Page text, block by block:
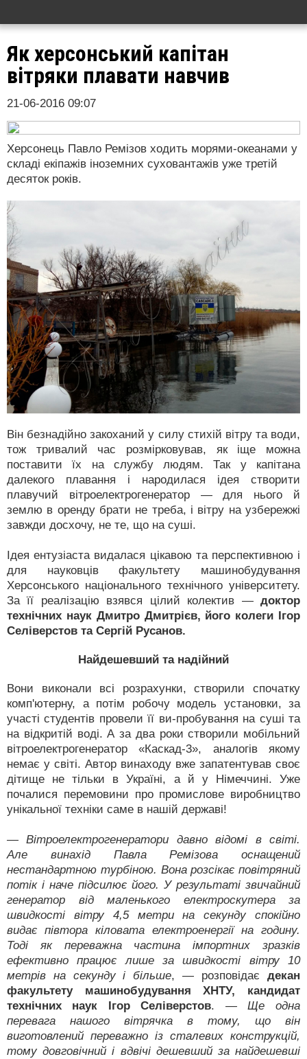
Як херсонський капітан
вітряки плавати навчив
21-06-2016 09:07
Херсонець Павло Ремізов ходить морями-океанами у
складі екіпажів іноземних суховантажів уже третій
десяток років.
Він безнадійно закоханий у силу стихій вітру та води,
тож тривалий час розмірковував, як іще можна
поставити їх на службу людям. Так у капітана
далекого плавання і народилася ідея створити
плавучий вітроелектрогенератор — для нього й
землю в оренду брати не треба, і вітру на узбережжі
завжди досхочу, не те, що на суші.
Ідея ентузіаста видалася цікавою та перспективною і
для науковців факультету машинобудування
Херсонського національного технічного університету.
За її реалізацію взявся цілий колектив — доктор
технічних наук Дмитро Дмитрієв, його колеги Ігор
Селіверстов та Сергій Русанов.
Найдешевший та надійний
Вони виконали всі розрахунки, створили спочатку
комп'ютерну, а потім робочу модель установки, за
участі студентів провели її ви-пробування на суші та
на відкритій воді. А за два роки створили мобільний
вітроелектрогенератор «Каскад-3», аналогів якому
немає у світі. Автор винаходу вже запатентував своє
дітище не тільки в Україні, а й у Німеччині. Уже
почалися перемовини про промислове виробництво
унікальної техніки саме в нашій державі!
— Вітроелектрогенератори давно відомі в світі.
Але винахід Павла Ремізова оснащений
нестандартною турбіною. Вона розсікає повітряний
потік і наче підсилює його. У результаті звичайний
генератор від маленького електроскутера за
швидкості вітру 4,5 метри на секунду спокійно
видає півтора кіловата електроенергії на годину.
Тоді як переважна частина імпортних зразків
ефективно працює лише за швидкості вітру 10
метрів на секунду і більше, — розповідає декан
факультету машинобудування ХНТУ, кандидат
технічних наук Ігор Селіверстов. — Ще одна
перевага нашого вітрячка в тому, що він
виготовлений переважно із сталевих конструкцій,
тому довговічний і вдвічі дешевший за найдешевші